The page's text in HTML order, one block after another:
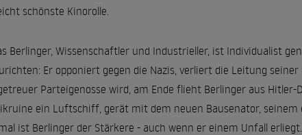
schönste Kinorolle.
Berlinger, Wissenschaftler und Industrieller, ist Individualist
Er opponiert gegen die Nazis, verliert die Leitung
Parteigenosse wird, am Ende flieht Berlinger aus
ein Luftschiff, gerät mit dem neuen Bausenator, seinem
ist Berlinger der Stärkere - auch wenn er einem Unfall erliegt.